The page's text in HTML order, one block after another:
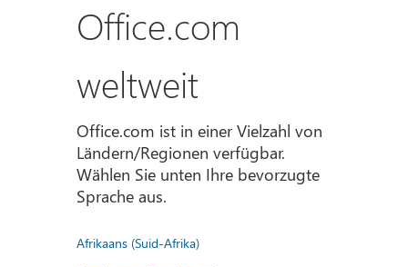
Office.com
weltweit
Office.com ist in einer Vielzahl von
Ländern/Regionen verfügbar.
Wählen Sie unten Ihre bevorzugte
Sprache aus.
Afrikaans (Suid-Afrika)